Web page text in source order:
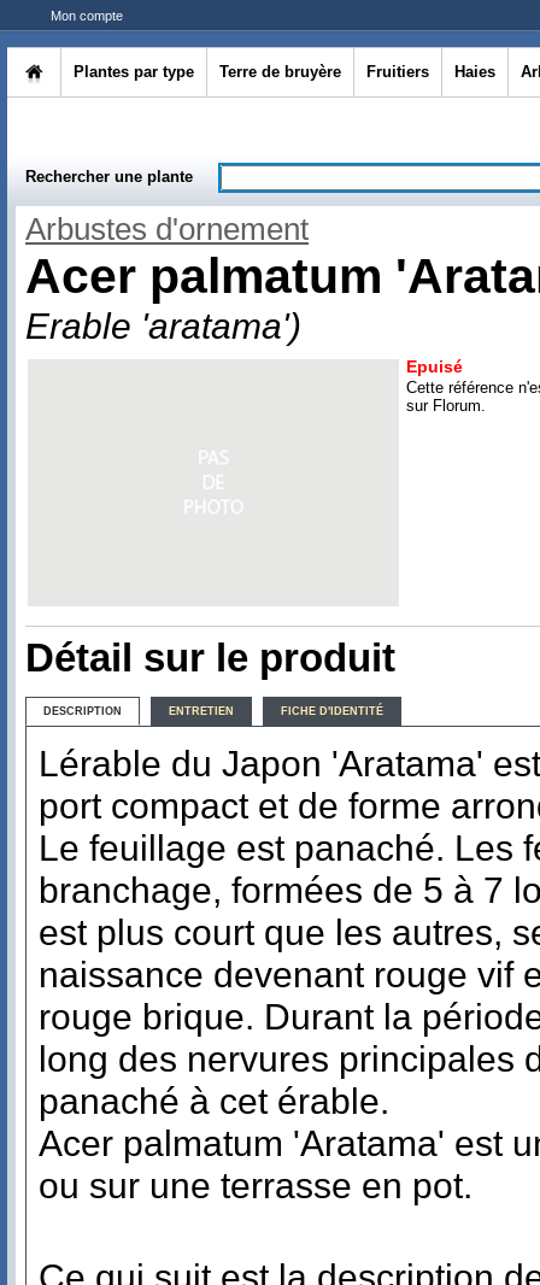
Mon compte
Plantes par type Terre de bruyère Fruitiers Haies
Rechercher une plante
Arbustes d'ornement
Acer palmatum
Erable 'aratama')
Epuisé
Cette référence
sur Florum.
Détail sur le produit
DESCRIPTION ENTRETIEN FICHE D'IDENTITÉ
Lérable du Japon 'Aratama'
port compact et de forme
Le feuillage est panaché. Les
branchage, formées de 5 à 7
est plus court que les autres,
naissance devenant rouge vif
rouge brique. Durant la
long des nervures principales
panaché à cet érable.
Acer palmatum 'Aratama' est
ou sur une terrasse en pot.